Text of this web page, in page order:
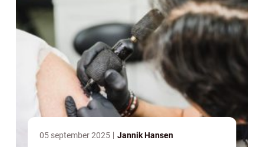
05 september 2025 Jannik Hansen